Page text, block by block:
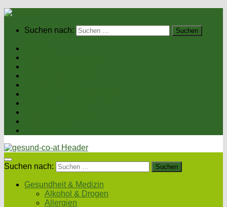
Suchen nach:
Suchen nach:
Gesundheit & Medizin
Alkohol & Drogen
Allergien